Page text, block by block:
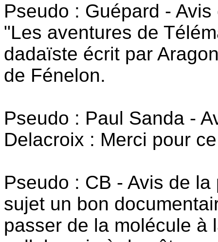
Pseudo : Guépard -
"Les aventures de
dadaïste écrit par
de Fénelon.
Pseudo : Paul Sanda -
Delacroix : Merci pour
Pseudo : CB - Avis de
sujet un bon
passer de la molécule à